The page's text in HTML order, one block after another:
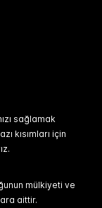
sağlamak
kısımları için
mülkiyeti ve
aittir.